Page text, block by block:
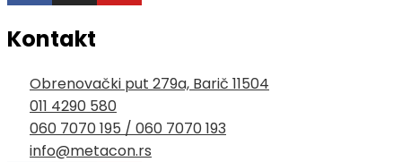
Kontakt
Obrenovački put 279a, Barič 11504
011 4290 580
060 7070 195 / 060 7070 193
info@metacon.rs